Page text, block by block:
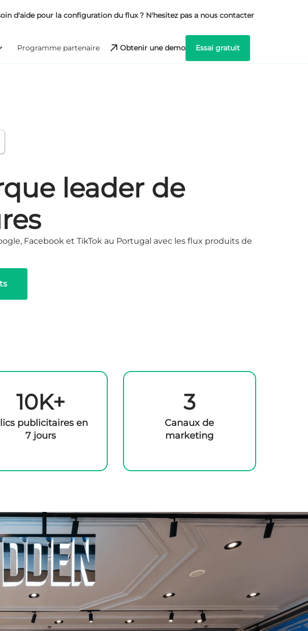
d'aide pour la configuration du flux ? N'hesitez pas a nous contacter
Programme partenaire Obtenir une demo Essai gratuit
leader de
Facebook et TikTok au Portugal avec les flux produits de
10K+
publicitaires en
7 jours
3
Canaux de
marketing